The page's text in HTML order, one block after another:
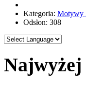
Kategoria: Motywy
Odsłon: 308
Najwyżej